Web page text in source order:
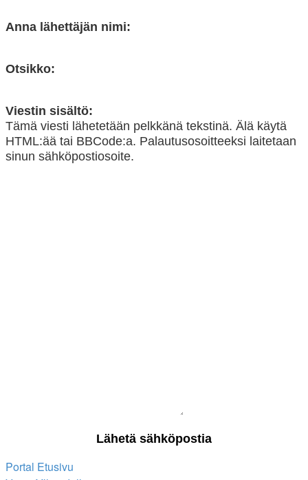
Anna lähettäjän nimi:
Otsikko:
Viestin sisältö:
Tämä viesti lähetetään pelkkänä tekstinä. Älä käytä
HTML:ää tai BBCode:a. Palautusosoitteeksi laitetaan
sinun sähköpostiosoite.
Portal Etusivu